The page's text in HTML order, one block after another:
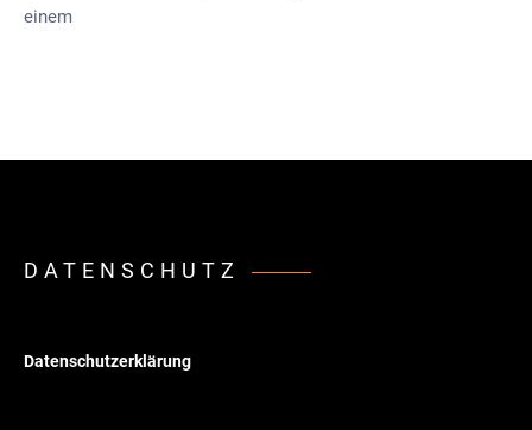
einem
DATENSCHUTZ
Datenschutzerklärung